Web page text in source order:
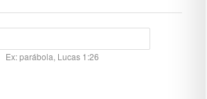
Ex: parábola, Lucas 1:26